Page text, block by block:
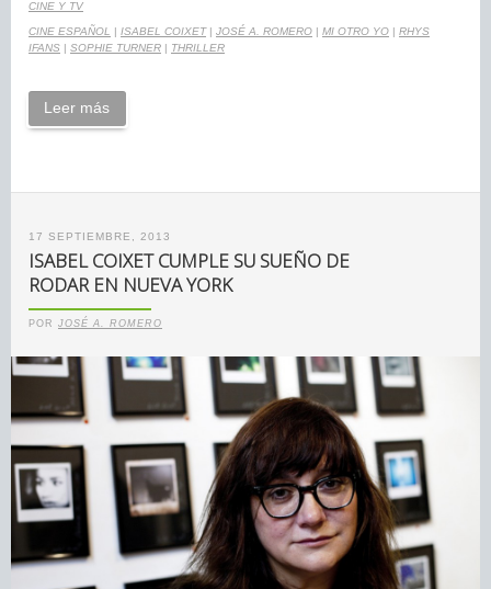
CINE Y TV
CINE ESPAÑOL | ISABEL COIXET| JOSÉ A. ROMERO | MI OTRO YO | RHYS
IFANS | SOPHIE TURNER | THRILLER
Leer más
17 SEPTIEMBRE, 2013
ISABEL COIXET CUMPLE SU SUEÑO DE
RODAR EN NUEVA YORK
POR JOSÉ A. ROMERO